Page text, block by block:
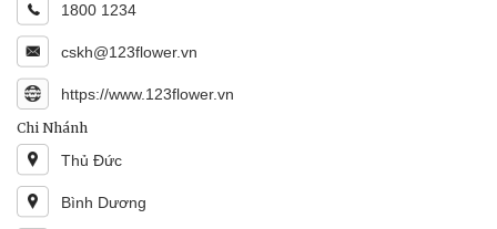
1800 1234
cskh@123flower.vn
https://www.123flower.vn
Chi Nhánh
Thủ Đức
Bình Dương